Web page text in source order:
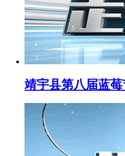
靖宇县第八届蓝